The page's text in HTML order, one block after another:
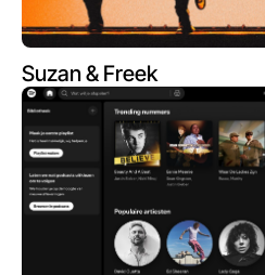
Suzan & Freek